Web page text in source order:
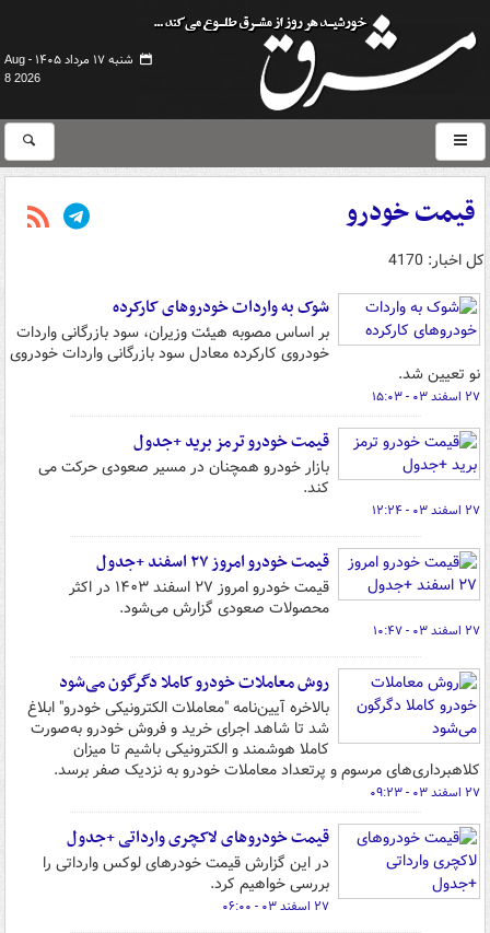
شنبه ۱۷ مرداد ۱۴۰۵ -
Aug
8 2026
قیمت خودرو
کل اخبار: 4170
شوک به واردات خودروهای کارکرده
بر اساس مصوبه هیئت وزیران، سود بازرگانی واردات
خودروی کارکرده معادل سود بازرگانی واردات خودروی
نو تعیین شد.
۲۷ اسفند ۰۳ - ۱۵:۰۳
قیمت خودرو ترمز برید +جدول
بازار خودرو همچنان در مسیر صعودی حرکت می
کند.
۲۷ اسفند ۰۳ - ۱۲:۲۴
قیمت خودرو امروز ۲۷ اسفند +جدول
قیمت خودرو امروز ۲۷ اسفند ۱۴۰۳ در اکثر
محصولات صعودی گزارش می‌شود.
۲۷ اسفند ۰۳ - ۱۰:۴۷
روش معاملات خودرو کاملا دگرگون می‌شود
بالاخره آیین‌نامه "معاملات الکترونیکی خودرو" ابلاغ
شد تا شاهد اجرای خرید و فروش خودرو به‌صورت
کاملا هوشمند و الکترونیکی باشیم تا میزان
کلاهبرداری‌های مرسوم و پرتعداد معاملات خودرو به نزدیک صفر برسد.
۲۷ اسفند ۰۳ - ۰۹:۲۳
قیمت خودروهای لاکچری وارداتی +جدول
در این گزارش قیمت خودرهای لوکس وارداتی را
بررسی خواهیم کرد.
۲۷ اسفند ۰۳ - ۰۶:۰۰